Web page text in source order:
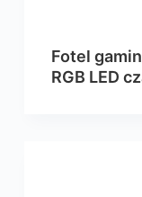
Fotel
RGB LED